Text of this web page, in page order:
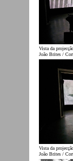
Vista da
João Brites /
Vista da
João Brites /